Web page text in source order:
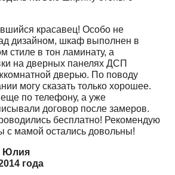
красавец! Особо не
дизайном, шкаф выполнен в
стиле в тон ламинату, а
на дверных панелях ДСП
дверью. По поводу
могу сказать только хорошее.
по телефону, а уже
договор после замеров.
бесплатно! Рекомендую
с мамой остались довольны!
Юлия
года